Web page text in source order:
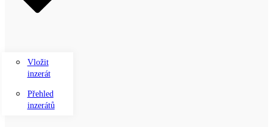
Vložit
inzerát
Přehled
inzerátů